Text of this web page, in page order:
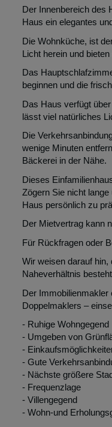
Der Innenbereich des
Haus ein elegantes
Die Wohnküche, ist
Licht herein und
Das
beginnen und die
Das Haus verfügt
lässt viel natürliches
Die
wenige Minuten
Bäckerei in der Nähe.
Dieses
Zögern Sie nicht
Haus persönlich zu
Der Mietvertrag kann
Für Rückfragen oder
Wir weisen darauf
Naheverhältnis
Der Immobilienmakler
Doppelmaklers –
- Ruhige Wohngegend
- Umgeben von
-
- Gute
- Nächste größere
- Frequenzlage
- Villengegend
- Wohn-und